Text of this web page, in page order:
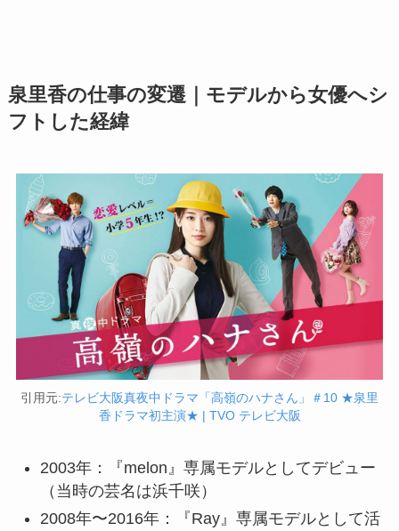
泉里香の仕事の変遷｜モデルから女優へシ
フトした経緯
引用元:テレビ大阪真夜中ドラマ「高嶺のハナさん」＃10 ★泉里
香ドラマ初主演★ | TVO テレビ大阪
2003年：『melon』専属モデルとしてデビュー
（当時の芸名は浜千咲）
2008年〜2016年：『Ray』専属モデルとして活